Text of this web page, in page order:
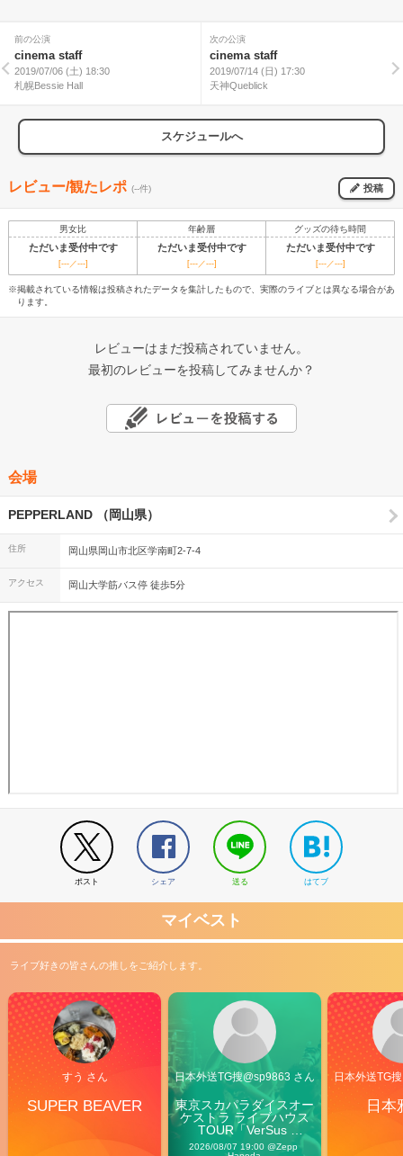
前の公演
cinema staff
2019/07/06 (土) 18:30
札幌Bessie Hall
次の公演
cinema staff
2019/07/14 (日) 17:30
天神Queblick
スケジュールへ
レビュー/観たレポ (--件) 投稿
男女比 年齢層 グッズの待ち時間
ただいま受付中です ただいま受付中です ただいま受付中です
[---／---] [---／---] [---／---]
※掲載されている情報は投稿されたデータを集計したもので、実際のライブとは異なる場合があ
ります。
レビューはまだ投稿されていません。
最初のレビューを投稿してみませんか？
会場
PEPPERLAND （岡山県）
住所 岡山県岡山市北区学南町2-7-4
アクセス 岡山大学筋バス停 徒歩5分
ポスト シェア 送る はてブ
マイベスト
ライブ好きの皆さんの推しをご紹介します。
すう さん
SUPER BEAVER
日本外送TG搜@sp9863 さん
東京スカパラダイスオー
ケストラ ライブハウス
TOUR「VerSus
Carnival」
2026/08/07 19:00 @Zepp
日本外送TG
日本